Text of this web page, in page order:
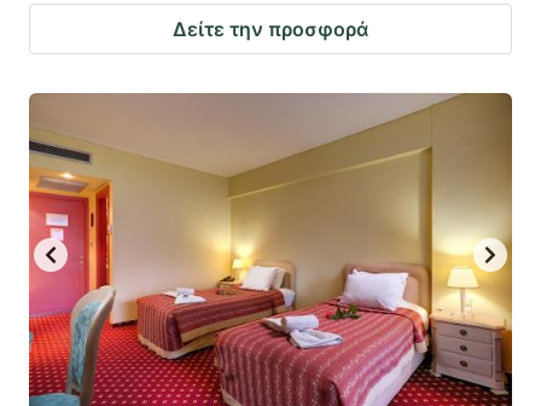
Δείτε την προσφορά